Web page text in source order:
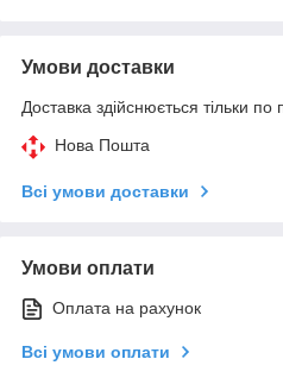
Умови доставки
Доставка здійснюється тільки по
Нова Пошта
Всі умови доставки
Умови оплати
Оплата на рахунок
Всі умови оплати